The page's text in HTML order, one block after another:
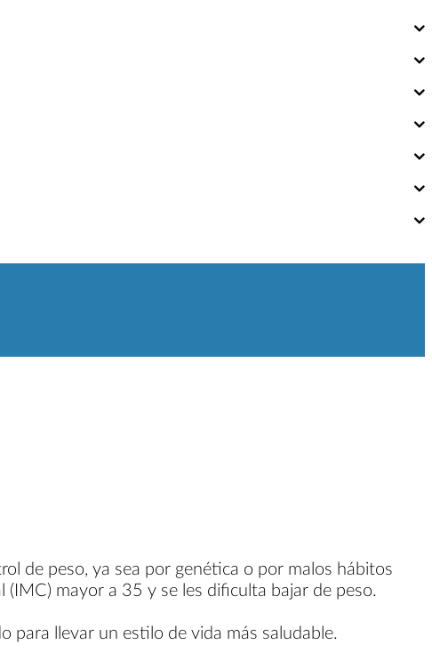
de peso, ya sea por genética o por malos hábitos
mayor a 35 y se les dificulta bajar de peso.
para llevar un estilo de vida más saludable.